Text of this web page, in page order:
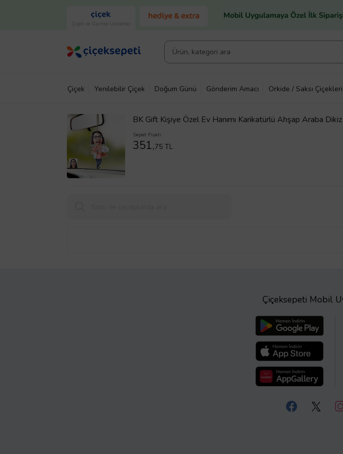
Çiçek ve Gurme Lezzetler
Çiçek Yenilebilir Çiçek Doğum Günü Gönderim Amacı Orkide / Saksı Çiçekleri
BK Gift Kişiye Özel Ev Hanımı Karikatürlü Ahşap Araba
Renkli)
Sepet Fiyatı
351,75 TL
Çiçeksepeti Mobil